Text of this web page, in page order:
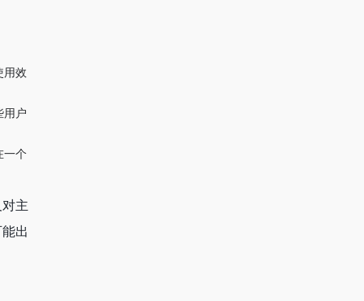
用效
用户
一个
主
出